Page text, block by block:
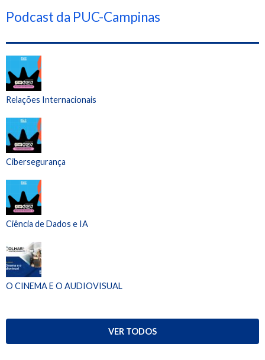
Podcast da PUC-Campinas
Relações Internacionais
Cibersegurança
Ciência de Dados e IA
O CINEMA E O AUDIOVISUAL
VER TODOS